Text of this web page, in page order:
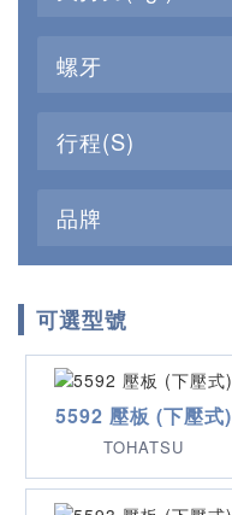
螺牙
行程(S)
品牌
可選型號
5592 壓板 (下壓式)
TOHATSU